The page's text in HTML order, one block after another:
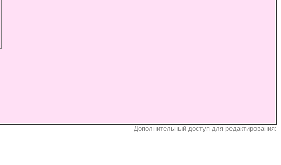
Дополнительный доступ для редактирования: